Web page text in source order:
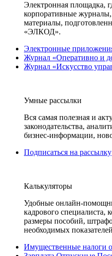
Электронная площадка,
корпоративные
материалы,
«ЭЛКОД».
Электронные
Журнал «Оперативно и
Журнал «Искусство
Умные рассылки
Вся самая полезная и
законодательства,
бизнес-информации,
Подписаться на рассылку
Калькуляторы
Удобные онлайн-
кадрового специалиста,
размеры пособий,
необходимых
Имущественные налоги